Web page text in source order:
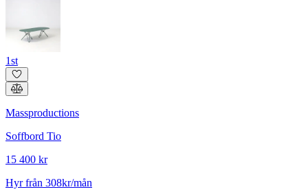
1st
Massproductions
Soffbord Tio
15 400 kr
Hyr från 308kr/mån